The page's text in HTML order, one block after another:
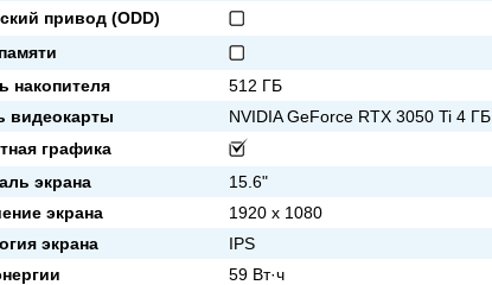
привод (ODD)
накопителя
512 ГБ
видеокарты
NVIDIA GeForce RTX 3050 Ti 4 ГБ
графика
экрана
15.6"
экрана
1920 x 1080
экрана
IPS
59 Вт·ч